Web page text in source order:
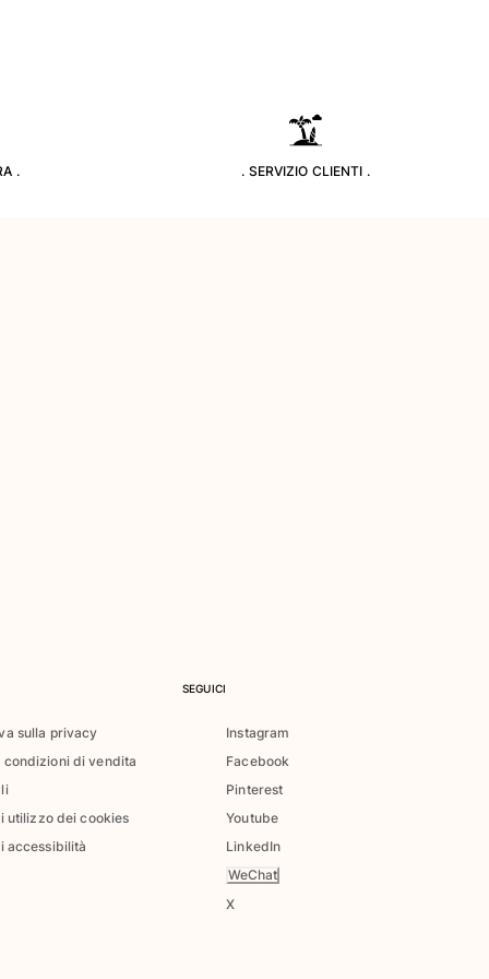
. . SERVIZIO CLIENTI .
sulla privacy
condizioni di vendita
utilizzo dei cookies
accessibilità
SEGUICI
Instagram
Facebook
Pinterest
Youtube
LinkedIn
WeChat
X